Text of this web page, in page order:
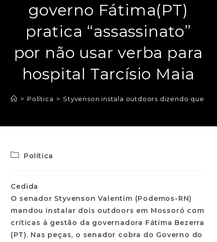
governo Fátima(PT)
pratica “assassinato”
por não usar verba para
hospital Tarcísio Maia
> Política > Styvenson instala outdoors dizendo que
Política
Cedida
O senador Styvenson Valentim (Podemos-RN)
mandou instalar dois outdoors em Mossoró com
críticas à gestão da governadora Fátima Bezerra
(PT). Nas peças, o senador cobra do Governo do